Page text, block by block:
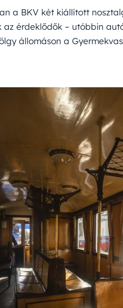
a BKV két kiállított
érdeklődők – utóbbin
állomáson a